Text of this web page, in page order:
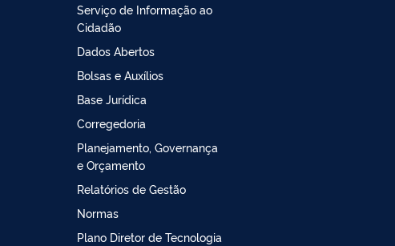
Serviço de Informação ao
Cidadão
Dados Abertos
Bolsas e Auxílios
Base Jurídica
Corregedoria
Planejamento, Governança
e Orçamento
Relatórios de Gestão
Normas
Plano Diretor de Tecnologia